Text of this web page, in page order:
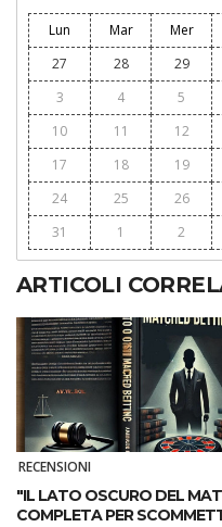
Lun Mar Mer
27
28 29
3
4 5
10
11 12
17
18 19
24
25 26
31
1 2
ARTICOLI
RECENSIONI
"IL LATO OSCURO DEL
COMPLETA PER